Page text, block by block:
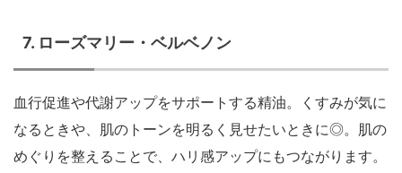
7. ローズマリー・ベルベノン
血行促進や代謝アップをサポートする精油。くすみが気に
なるときや、肌のトーンを明るく見せたいときに◎。肌の
めぐりを整えることで、ハリ感アップにもつながります。